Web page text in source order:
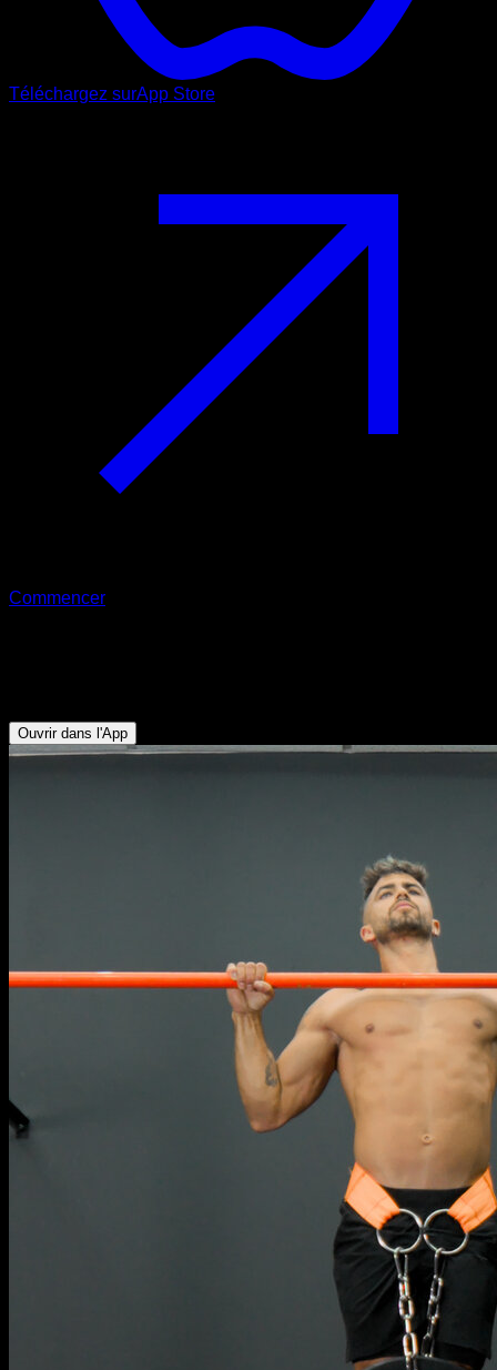
Téléchargez surApp Store
Commencer
Ouvrir dans l'App